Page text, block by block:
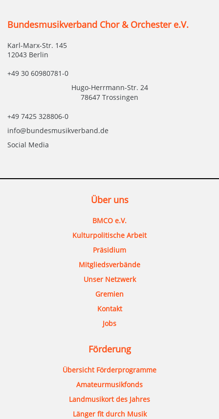
Bundesmusikverband Chor & Orchester e.V.
Karl-Marx-Str. 145
12043 Berlin
+49 30 60980781-0
Hugo-Herrmann-Str. 24
78647 Trossingen
+49 7425 328806-0
info@bundesmusikverband.de
Social Media
Über uns
BMCO e.V.
Kulturpolitische Arbeit
Präsidium
Mitgliedsverbände
Unser Netzwerk
Gremien
Kontakt
Jobs
Förderung
Übersicht Förderprogramme
Amateurmusikfonds
Landmusikort des Jahres
Länger fit durch Musik